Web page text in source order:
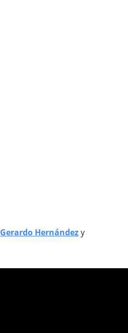
Gerardo Hernándezy